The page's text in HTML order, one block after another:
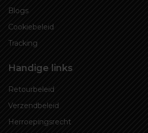
Blogs
Cookiebeleid
Tracking
Handige links
Retourbeleid
Verzendbeleid
Herroepingsrecht